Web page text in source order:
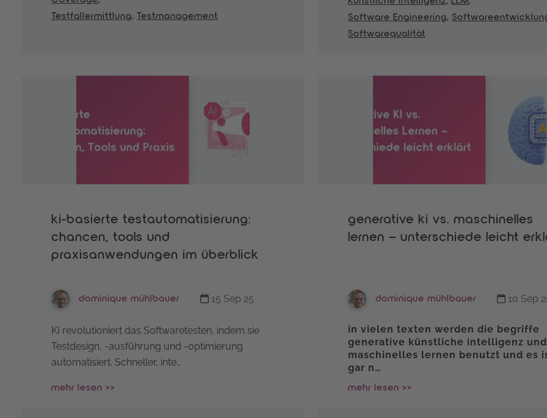
Testfallermittlung, Testmanagement
Software Engineering,
Softwarequalität
ki-basierte testautomatisierung:
chancen, tools und
praxisanwendungen im überblick
dominique mühlbauer 15 Sep 25
KI revolutioniert das Softwaretesten, indem sie
Testdesign, -ausführung und -optimierung
automatisiert. Schneller, inte…
mehr lesen >>
generative ki vs. maschinelles
lernen – unterschiede leicht
dominique mühlbauer 10 Sep
in vielen texten werden die begriffe
generative künstliche intelligenz und
maschinelles lernen benutzt und es
gar n…
mehr lesen >>